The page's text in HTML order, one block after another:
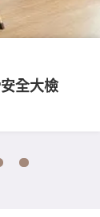
全大檢
9